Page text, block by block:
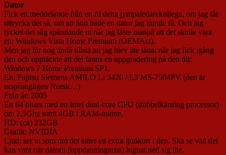
Dator
Fick ett meddelande från en fd detta jympaledarekollega, om jag får
uttrycka det så, om att hon hade en dator jag kunde få. Och jag
tycket det såg spännande ut när jag läste utanpå att det skulle vara
en: Windows Vista Home Premium (OEMAct).
Men jag får nog ändå tillstå att jag blev lite lättat när jag fick igång
den och upptäckte att det fanns en uppgradering på den till:
Windows 7 Home Premium SP1.
En; Fujitsu Siemens AMILO Li 3420 / L3 MS-7504PV (den är
ursprungligen Norsk…)
Från år: 2005
En 64 bitars med en Intel dual-core CPU (dubbelkärning processor)
om 2,5Ghz samt 4GB i RAM-minne.
HD: (ca) 232GB
Grafik: NVIDIA
Ljud: ser ut som om det sitter ett extra ljudkort i den. Ska se vad det
kan vara när datorn (uppdateringarna) lugnat ned sig lite.